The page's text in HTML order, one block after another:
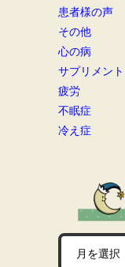
患者様の声
その他
心の病
サプリメント
疲労
不眠症
冷え症